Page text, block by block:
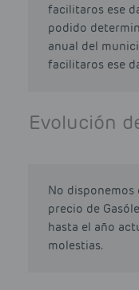
facilitaros ese
podido
anual del
facilitaros ese
Evolución
No disponemos
precio de
hasta el año
molestias.